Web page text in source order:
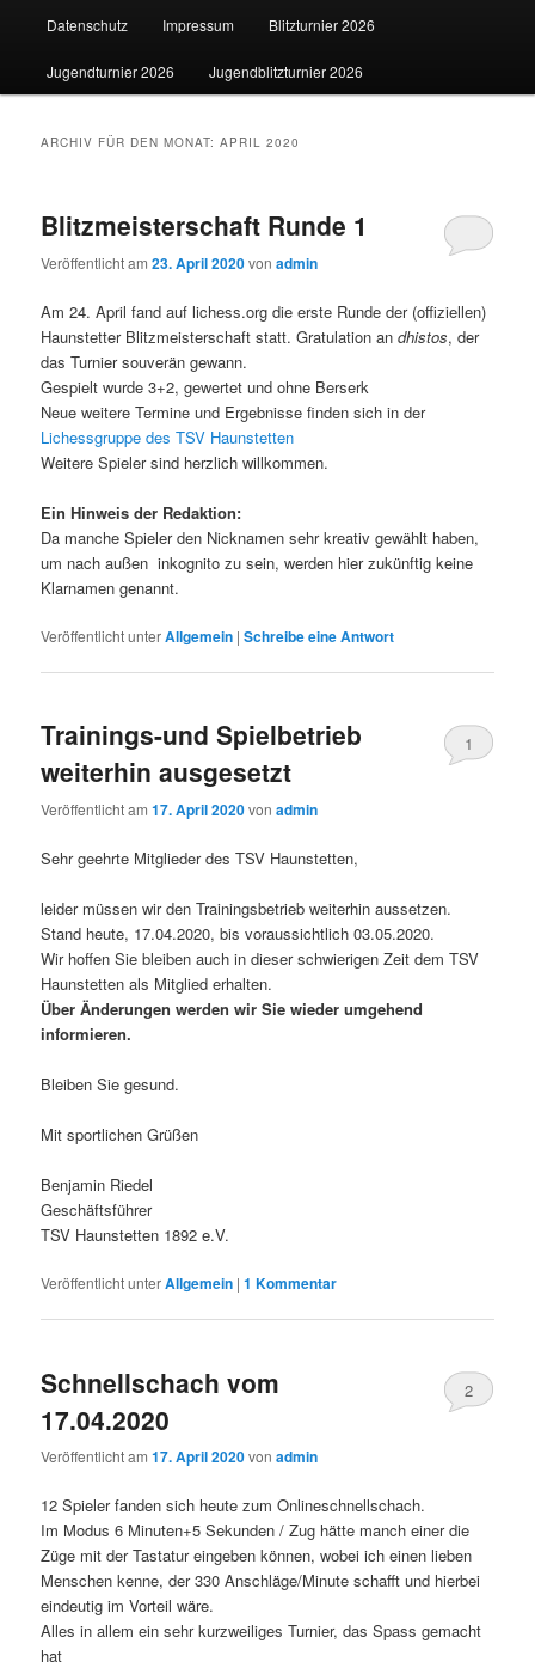
Datenschutz Impressum Blitzturnier 2026
Jugendturnier 2026 Jugendblitzturnier 2026
ARCHIV FÜR DEN MONAT:APRIL 2020
Blitzmeisterschaft Runde 1
Veröffentlicht am23. April 2020vonadmin
Am 24. April fand auf lichess.org die erste Runde der (offiziellen)
Haunstetter Blitzmeisterschaft statt. Gratulation andhistos, der
das Turnier souverän gewann.
Gespielt wurde 3+2, gewertet und ohne Berserk
Neue weitere Termine und Ergebnisse finden sich in der
Lichessgruppe des TSV Haunstetten
Weitere Spieler sind herzlich willkommen.
Ein Hinweis der Redaktion:
Da manche Spieler den Nicknamen sehr kreativ gewählt haben,
um nach außen inkognito zu sein, werden hier zukünftig keine
Klarnamen genannt.
Veröffentlicht unterAllgemein |Schreibe eine Antwort
Trainings-und Spielbetrieb
weiterhin ausgesetzt
Veröffentlicht am17. April 2020vonadmin
1
Sehr geehrte Mitglieder des TSV Haunstetten,
leider müssen wir den Trainingsbetrieb weiterhin aussetzen.
Stand heute, 17.04.2020, bis voraussichtlich 03.05.2020.
Wir hoffen Sie bleiben auch in dieser schwierigen Zeit dem TSV
Haunstetten als Mitglied erhalten.
Über Änderungen werden wir Sie wieder umgehend
informieren.
Bleiben Sie gesund.
Mit sportlichen Grüßen
Benjamin Riedel
Geschäftsführer
TSV Haunstetten 1892 e.V.
Veröffentlicht unterAllgemein |1 Kommentar
Schnellschach vom
17.04.2020
Veröffentlicht am17. April 2020vonadmin
2
12 Spieler fanden sich heute zum Onlineschnellschach.
Im Modus 6 Minuten+5 Sekunden / Zug hätte manch einer die
Züge mit der Tastatur eingeben können, wobei ich einen lieben
Menschen kenne, der 330 Anschläge/Minute schafft und hierbei
eindeutig im Vorteil wäre.
Alles in allem ein sehr kurzweiliges Turnier, das Spass gemacht
hat